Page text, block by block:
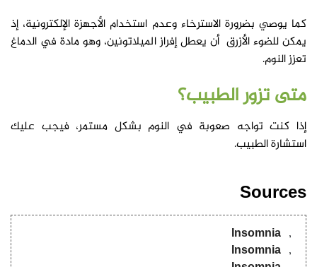
كما يوصي بضرورة الاسترخاء وعدم استخدام الأجهزة الإلكترونية، إذ
يمكن للضوء الأزرق أن يعطل إفراز الميلاتونين، وهو مادة في الدماغ
تعزز النوم.
متى تزور الطبيب؟
إذا كنت تواجه صعوبة في النوم بشكل مستمر، فيجب عليك
استشارة الطبيب.
Sources
Insomnia
Insomnia